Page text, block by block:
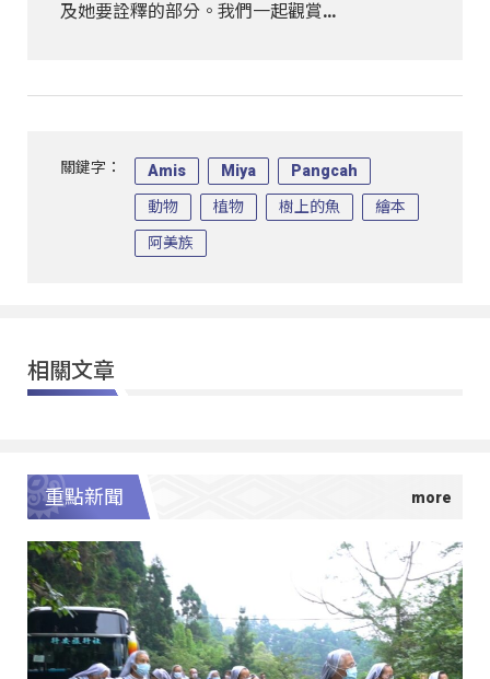
及她要詮釋的部分。我們一起觀賞…
關鍵字： Amis Miya Pangcah
動物 植物 樹上的魚 繪本
阿美族
相關文章
重點新聞